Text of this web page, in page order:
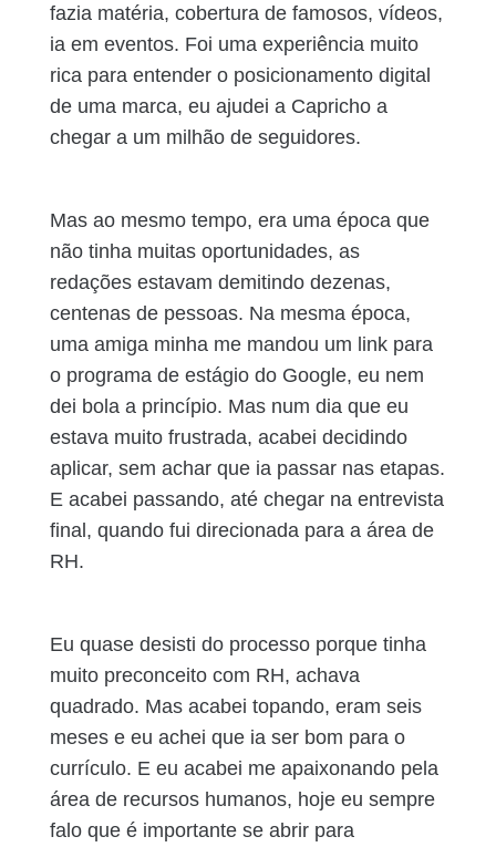
fazia matéria, cobertura de famosos, vídeos,
ia em eventos. Foi uma experiência muito
rica para entender o posicionamento digital
de uma marca, eu ajudei a Capricho a
chegar a um milhão de seguidores.
Mas ao mesmo tempo, era uma época que
não tinha muitas oportunidades, as
redações estavam demitindo dezenas,
centenas de pessoas. Na mesma época,
uma amiga minha me mandou um link para
o programa de estágio do Google, eu nem
dei bola a princípio. Mas num dia que eu
estava muito frustrada, acabei decidindo
aplicar, sem achar que ia passar nas etapas.
E acabei passando, até chegar na entrevista
final, quando fui direcionada para a área de
RH.
Eu quase desisti do processo porque tinha
muito preconceito com RH, achava
quadrado. Mas acabei topando, eram seis
meses e eu achei que ia ser bom para o
currículo. E eu acabei me apaixonando pela
área de recursos humanos, hoje eu sempre
falo que é importante se abrir para